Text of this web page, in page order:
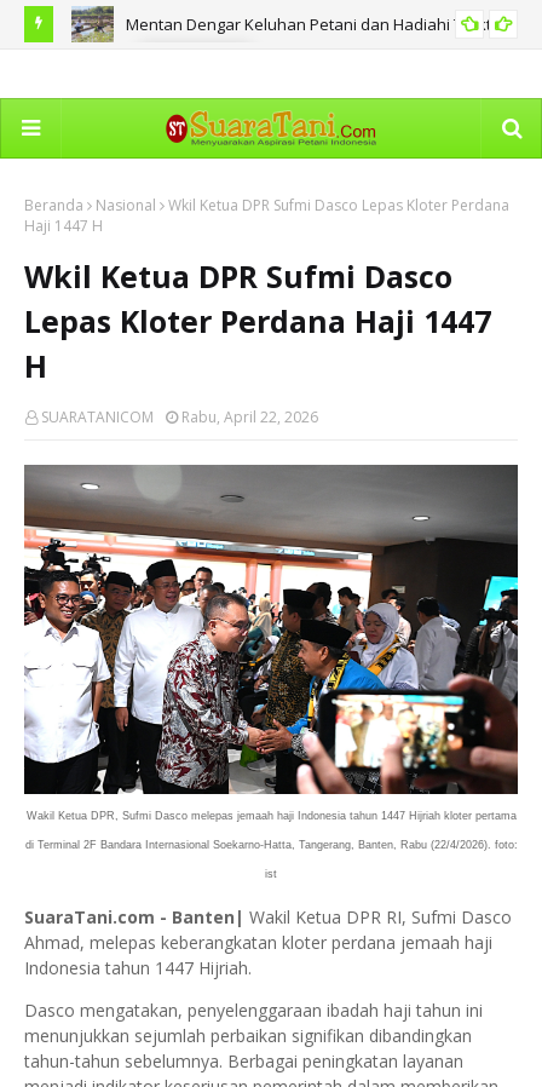
Mentan Dengar Keluhan Petani dan Hadiahi Traktor
Beranda Nasional
Wkil Ketua DPR Sufmi Dasco Lepas Kloter Perdana
Haji 1447 H
Wkil Ketua DPR Sufmi Dasco
Lepas Kloter Perdana Haji 1447
H
SUARATANICOM Rabu, April 22, 2026
Wakil Ketua DPR, Sufmi Dasco melepas jemaah haji Indonesia tahun 1447 Hijriah kloter pertama
di Terminal 2F Bandara Internasional Soekarno-Hatta, Tangerang, Banten, Rabu (22/4/2026). foto:
ist
SuaraTani.com - Banten| Wakil Ketua DPR RI, Sufmi Dasco
Ahmad, melepas keberangkatan kloter perdana jemaah haji
Indonesia tahun 1447 Hijriah.
Dasco mengatakan, penyelenggaraan ibadah haji tahun ini
menunjukkan sejumlah perbaikan signifikan dibandingkan
tahun-tahun sebelumnya. Berbagai peningkatan layanan